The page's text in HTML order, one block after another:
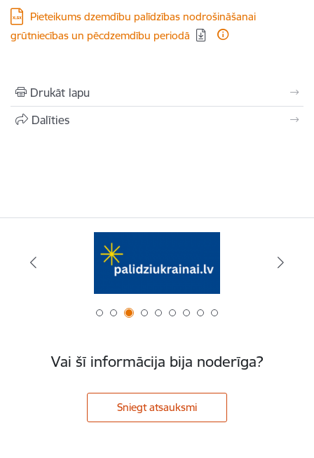
Lejupielādēt:
Pieteikums dzemdību palīdzības nodrošināšanai
grūtniecības un pēcdzemdību periodā
Drukāt lapu
Dalīties
Vai šī informācija bija noderīga?
Sniegt atsauksmi